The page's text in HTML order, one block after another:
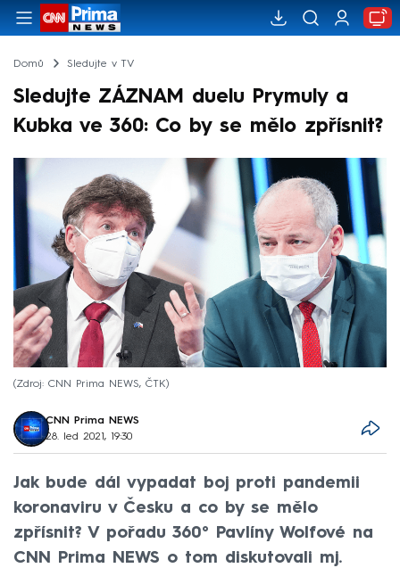
Domů Sledujte v TV
Sledujte ZÁZNAM duelu Prymuly a
Kubka ve 360: Co by se mělo zpřísnit?
Zdroj: CNN Prima NEWS, ČTK
CNN Prima NEWS
28. led 2021, 19:30
Jak bude dál vypadat boj proti pandemii
koronaviru v Česku a co by se mělo
zpřísnit? V pořadu 360° Pavlíny Wolfové na
CNN Prima NEWS o tom diskutovali mj.